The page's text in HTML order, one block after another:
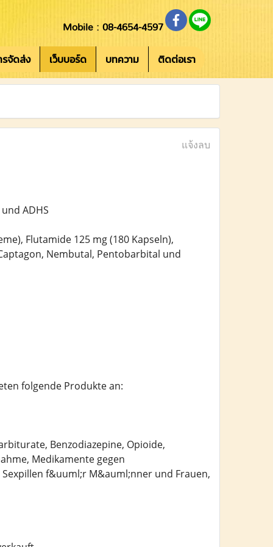
Mobile : 08-4654-4597
รจัดส่ง เว็บบอร์ด บทความ ติดต่อเรา
แจ้งลบ
ADHS
Flutamide 125 mg (180 Kapseln),
Nembutal, Pentobarbital und
folgende Produkte an:
Benzodiazepine, Opioide,
Medikamente gegen
f&uuml;r M&auml;nner und Frauen,